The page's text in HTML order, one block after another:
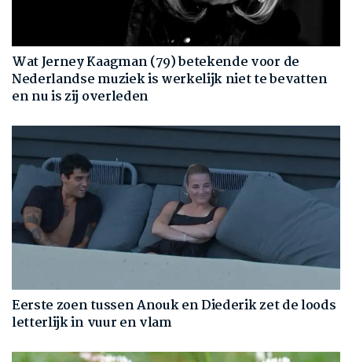
Wat Jerney Kaagman (79) betekende voor de
Nederlandse muziek is werkelijk niet te bevatten
en nu is zij overleden
Eerste zoen tussen Anouk en Diederik zet de loods
letterlijk in vuur en vlam